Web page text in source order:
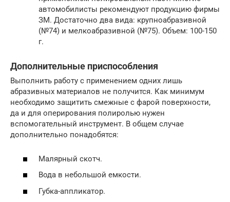
автомобилисты рекомендуют продукцию фирмы
ЗМ. Достаточно два вида: крупноабразивной
(№74) и мелкоабразивной (№75). Объем: 100-150
г.
Дополнительные приспособления
Выполнить работу с применением одних лишь
абразивных материалов не получится. Как минимум
необходимо защитить смежные с фарой поверхности,
да и для оперирования полиролью нужен
вспомогательный инструмент. В общем случае
дополнительно понадобятся:
Малярный скотч.
Вода в небольшой емкости.
Губка-аппликатор.